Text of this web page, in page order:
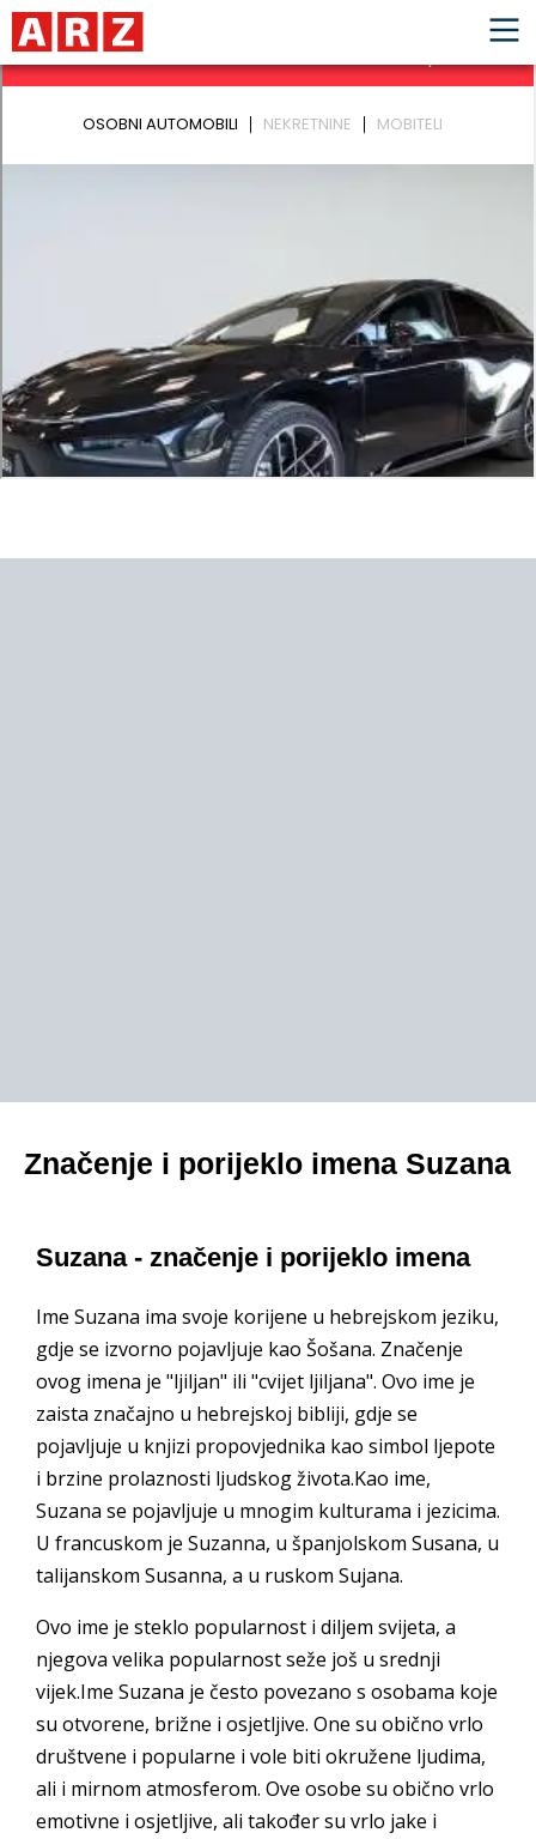
Značenje i porijeklo imena Suzana
Suzana - značenje i porijeklo imena
Ime Suzana ima svoje korijene u hebrejskom jeziku,
gdje se izvorno pojavljuje kao Šošana. Značenje
ovog imena je "ljiljan" ili "cvijet ljiljana". Ovo ime je
zaista značajno u hebrejskoj bibliji, gdje se
pojavljuje u knjizi propovjednika kao simbol ljepote
i brzine prolaznosti ljudskog života.Kao ime,
Suzana se pojavljuje u mnogim kulturama i jezicima.
U francuskom je Suzanna, u španjolskom Susana, u
talijanskom Susanna, a u ruskom Sujana.
Ovo ime je steklo popularnost i diljem svijeta, a
njegova velika popularnost seže još u srednji
vijek.Ime Suzana je često povezano s osobama koje
su otvorene, brižne i osjetljive. One su obično vrlo
društvene i popularne i vole biti okružene ljudima,
ali i mirnom atmosferom. Ove osobe su obično vrlo
emotivne i osjetljive, ali također su vrlo jake i